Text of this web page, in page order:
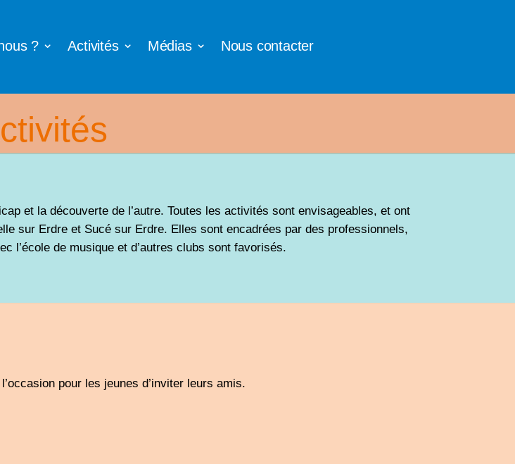
? Activités Médias Nous contacter
et la découverte de l’autre. Toutes les activités sont envisageables, et ont
sur Erdre et Sucé sur Erdre. Elles sont encadrées par des professionnels,
l’école de musique et d’autres clubs sont favorisés.
pour les jeunes d’inviter leurs amis.